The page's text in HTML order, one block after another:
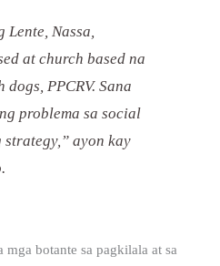
Lente, Nassa,
at church based na
PPCRV. Sana
problema sa social
strategy,” ayon kay
botante sa pagkilala at sa